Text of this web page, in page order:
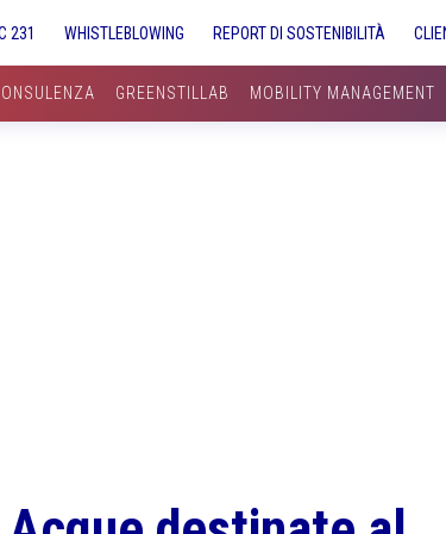
231 WHISTLEBLOWING REPORT DI SOSTENIBILITÀ
GREENSTILLAB MOBILITY MANAGEMENT